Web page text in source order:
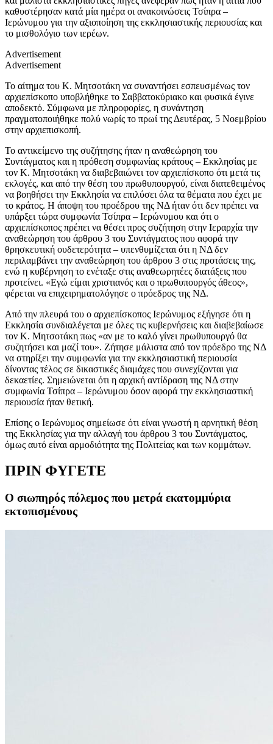
καθυστέρησαν κατά μία ημέρα οι ανακοινώσεις Τσίπρα –
Ιερώνυμου για την αξιοποίηση της εκκλησιαστικής περιουσίας και
το μισθολόγιο των ιερέων.
Advertisement
Advertisement
Το αίτημα του Κ. Μητσοτάκη να συναντήσει εσπευσμένως τον
αρχιεπίσκοπο υποβλήθηκε το Σαββατοκύριακο και φυσικά έγινε
αποδεκτό. Σύμφωνα με πληροφορίες, η συνάντηση
πραγματοποιήθηκε πολύ νωρίς το πρωί της Δευτέρας, 5 Νοεμβρίου
στην αρχιεπισκοπή.
Το αντικείμενο της συζήτησης ήταν η αναθεώρηση του
Συντάγματος και η πρόθεση συμφωνίας κράτους – Εκκλησίας με
τον Κ. Μητσοτάκη να διαβεβαιώνει τον αρχιεπίσκοπο ότι μετά τις
εκλογές, και από την θέση του πρωθυπουργού, είναι διατεθειμένος
να βοηθήσει την Εκκλησία να επιλύσει όλα τα θέματα που έχει με
το κράτος. Η άποψη του προέδρου της ΝΔ ήταν ότι δεν πρέπει να
υπάρξει τώρα συμφωνία Τσίπρα – Ιερώνυμου και ότι ο
αρχιεπίσκοπος πρέπει να θέσει προς συζήτηση στην Ιεραρχία την
αναθεώρηση του άρθρου 3 του Συντάγματος που αφορά την
θρησκευτική ουδετερότητα – υπενθυμίζεται ότι η ΝΔ δεν
περιλαμβάνει την αναθεώρηση του άρθρου 3 στις προτάσεις της,
ενώ η κυβέρνηση το ενέταξε στις αναθεωρητέες διατάξεις που
προτείνει. «Εγώ είμαι χριστιανός και ο πρωθυπουργός άθεος»,
φέρεται να επιχειρηματολόγησε ο πρόεδρος της ΝΔ.
Από την πλευρά του ο αρχιεπίσκοπος Ιερώνυμος εξήγησε ότι η
Εκκλησία συνδιαλέγεται με όλες τις κυβερνήσεις και διαβεβαίωσε
τον Κ. Μητσοτάκη πως «αν με το καλό γίνει πρωθυπουργό θα
συζητήσει και μαζί του». Ζήτησε μάλιστα από τον πρόεδρο της ΝΔ
να στηρίξει την συμφωνία για την εκκλησιαστική περιουσία
δίνοντας τέλος σε δικαστικές διαμάχες που συνεχίζονται για
δεκαετίες. Σημειώνεται ότι η αρχική αντίδραση της ΝΔ στην
συμφωνία Τσίπρα – Ιερώνυμου όσον αφορά την εκκλησιαστική
περιουσία ήταν θετική.
Επίσης ο Ιερώνυμος σημείωσε ότι είναι γνωστή η αρνητική θέση
της Εκκλησίας για την αλλαγή του άρθρου 3 του Συντάγματος,
όμως αυτό είναι αρμοδιότητα της Πολιτείας και των κομμάτων.
ΠΡΙΝ ΦΥΓΕΤΕ
Ο σιωπηρός πόλεμος που μετρά εκατομμύρια
εκτοπισμένους